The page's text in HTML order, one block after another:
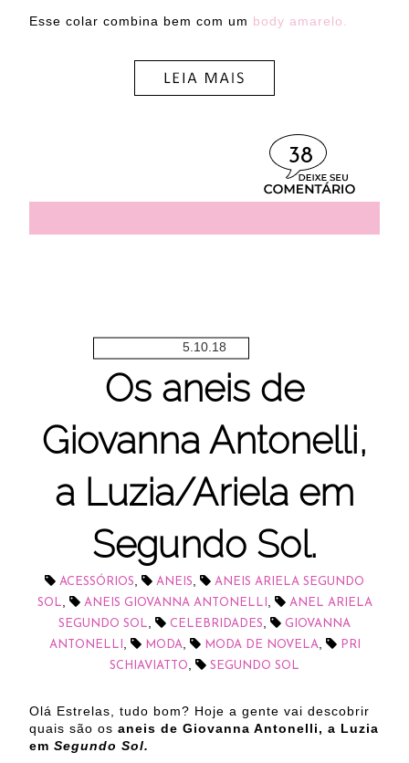
Esse colar combina bem com um body amarelo.
38
5.10.18
Os aneis de
Giovanna Antonelli,
a Luzia/Ariela em
Segundo Sol.
ACESSÓRIOS ANEIS
ANEIS ARIELA SEGUNDO
SOL
ANEIS GIOVANNA ANTONELLI
ANEL ARIELA
SEGUNDO SOL
CELEBRIDADES
GIOVANNA
ANTONELLI
MODA MODA DE NOVELA
PRI
SCHIAVIATTO
SEGUNDO SOL
Olá Estrelas, tudo bom? Hoje a gente vai descobrir
quais são os aneis de Giovanna Antonelli, a Luzia
em Segundo Sol.